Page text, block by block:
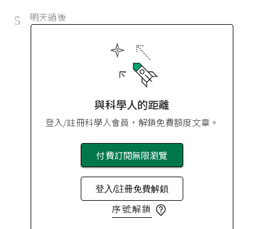
5 明天過後
與科學人的距離
登入/註冊科學人會員，解鎖免費額度文章。
付費訂閱無限瀏覽
登入/註冊免費解鎖
序號解鎖